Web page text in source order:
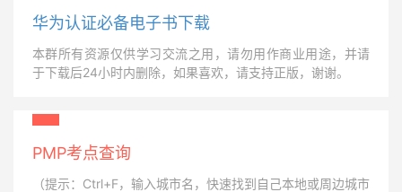
华为认证必备电子书下载
本群所有资源仅供学习交流之用，请勿用作商业用途，并请
于下载后24小时内删除，如果喜欢，请支持正版，谢谢。
PMP考点查询
（提示：Ctrl+F，输入城市名，快速找到自己本地或周边城市